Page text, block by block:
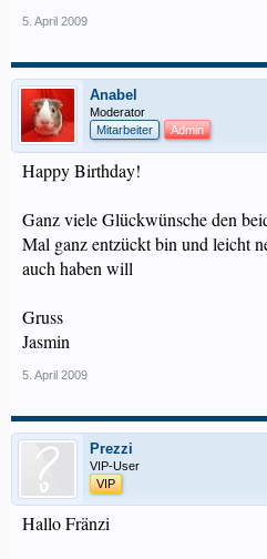
5. April 2009
Anabel
Moderator
Mitarbeiter
Admin
Happy Birthday!
Ganz viele Glückwünsche den
Mal ganz entzückt bin und leicht
auch haben will
Gruss
Jasmin
5. April 2009
Prezzi
VIP-User
VIP
Hallo Fränzi